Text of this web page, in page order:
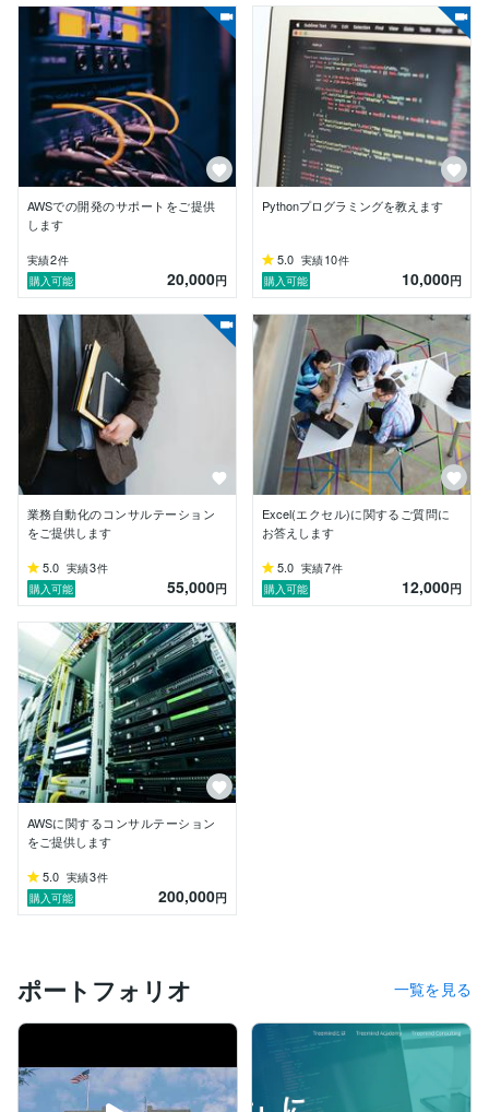
【可能な業務】
バナー/サムネイル制作
コーポレートサイト制作
LPページ作成
Wordpressサイト制作(カスタマイズ)
ホームページの改修、リニューアル
レンタルサーバー、ドメイン取得サポート
AWSの登録・初期設定・使用方法の案内
英語翻訳
データ分析のコンサルテーション
ウェブスクレイピングの開発
画像・映像制作、編集
Pythonプログラミングの教育
【プロフィール】
大阪府吹田市出身。8歳の時にアメリカのカリフォルニ
ア州に渡米。小中高とロサンゼルスで育ち、高校ではサ
ッカー部の主将や非営利団体Best Buddiesの副部長を務
める。その後、インディアナ大学ケリー・スクール・オ
ブ・ビジネスの情報システム学科に入学する。
写真家、広告デザイナー、実業家として、大学3年を過
ごし卒業。日本へ帰国を決意し、ブルームバーグ・エ
ル・ピーへ入社。金融分析のアプリケーション・デベロ
ッパー兼アカウント・マネージャーとして、機関投資家
営業チームに所属。ハーバード大学にてデータサイエン
ンピュータ・サイエンス学科に入学。同年8月にツリー
マインド株式会社を設立。
AWSでの開発のサポートをご提供
します
実績2件
購入可能
20,000円
Pythonプログラミングを教えます
5.0 実績10件
購入可能
10,000円
業務自動化のコンサルテーション
をご提供します
5.0 実績3件
購入可能
55,000円
Excel(エクセル)に関するご質問に
お答えします
5.0 実績7件
購入可能
12,000円
AWSに関するコンサルテーション
をご提供します
5.0 実績3件
購入可能
200,000円
ポートフォリオ 一覧を見る